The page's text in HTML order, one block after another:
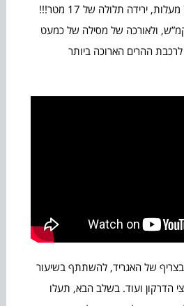
לאחור, פניות בזווית של 70 מעלות, ירידה תלולה של 17 מטר!!!
במהירות של עד 50 קמ”ש, ולאורכה של מסילה של כמעט
ההרים הארוכה ביותר
של האגריד, להשתתף בשיעור
הדרקון ועוד. בשלב הבא, תעלו